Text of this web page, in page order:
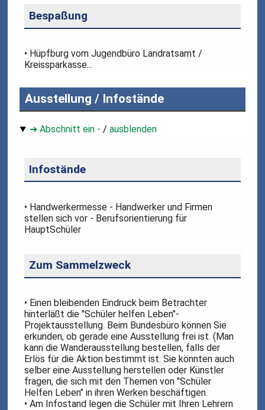
Bespaßung
• Hüpfburg vom Jugendbüro Landratsamt /
Kreissparkasse...
Ausstellung / Infostände
➜ Abschnitt ein - /ausblenden
Infostände
• Handwerkermesse - Handwerker und Firmen
stellen sich vor - Berufsorientierung für
HauptSchüler
Zum Sammelzweck
• Einen bleibenden Eindruck beim Betrachter
hinterläßt die "Schüler helfen Leben"-
Projektausstellung. Beim Bundesbüro können Sie
erkunden, ob gerade eine Ausstellung frei ist. (Man
kann die Wanderausstellung bestellen, falls der
Erlös für die Aktion bestimmt ist. Sie könnten auch
selber eine Ausstellung herstellen oder Künstler
fragen, die sich mit den Themen von "Schüler
Helfen Leben" in ihren Werken beschäftigen.
• Am Infostand legen die Schüler mit Ihren Lehrern